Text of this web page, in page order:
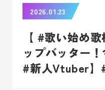
2026.01.23
【 #歌い始め
ップバッター
#新人Vtuber】